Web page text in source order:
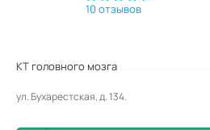
10 отзывов
КТ головного мозга
ул. Бухарестская, д. 134.